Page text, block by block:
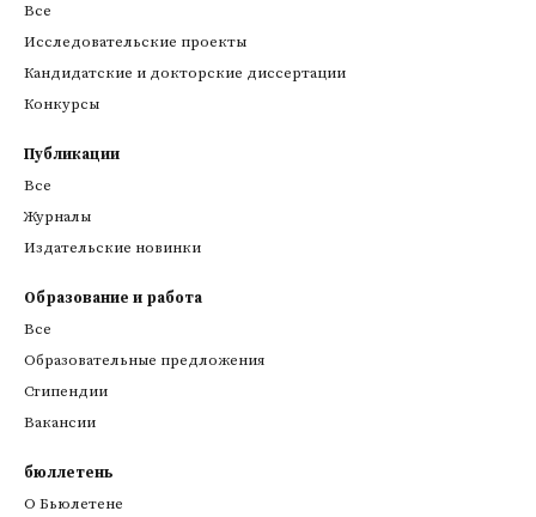
Все
Исследовательские проекты
Кандидатские и докторские диссертации
Конкурсы
Публикации
Все
Журналы
Издательские новинки
Образование и работа
Все
Образовательные предложения
Стипендии
Вакансии
бюллетень
О Бьюлетене